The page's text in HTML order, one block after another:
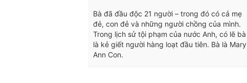
Bà đã đầu độc 21 người – trong đó có cả mẹ
đẻ, con đẻ và những người chồng của mình.
Trong lịch sử tội phạm của nước Anh, có lẽ bà
là kẻ giết người hàng loạt đầu tiên. Bà là Mary
Ann Con.